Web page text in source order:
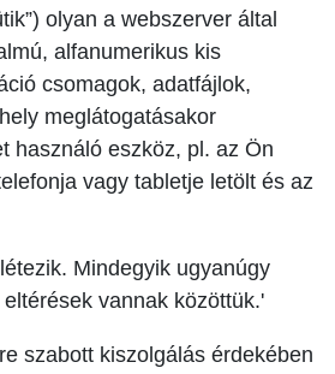
olyan a webszerver által
alfanumerikus kis
csomagok, adatfájlok,
meglátogatásakor
használó eszköz, pl. az Ön
vagy tabletje letölt és az
Mindegyik ugyanúgy
vannak közöttük.'
szabott kiszolgálás érdekében